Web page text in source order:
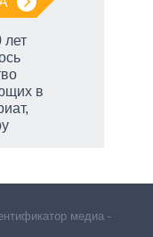
лет
в
медиа –